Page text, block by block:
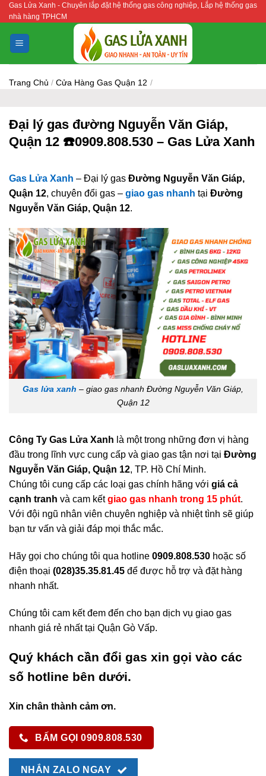
Bỏ
qua
nội
dung
Gas Lửa Xanh - Chuyên lắp đặt hệ thống gas công nghiệp, Lắp hệ thống gas
nhà hàng TPHCM
Trang Chủ / Cửa Hàng Gas Quận 12 /
Đại lý gas đường Nguyễn Văn Giáp,
Quận 12 ☎️0909.808.530 – Gas Lửa Xanh
Gas Lửa Xanh – Đại lý gas Đường Nguyễn Văn Giáp,
Quận 12, chuyên đổi gas – giao gas nhanh tại Đường
Nguyễn Văn Giáp, Quận 12.
Gas lửa xanh – giao gas nhanh Đường Nguyễn Văn Giáp,
Quận 12
Công Ty Gas Lửa Xanh là một trong những đơn vị hàng
đầu trong lĩnh vực cung cấp và giao gas tận nơi tại Đường
Nguyễn Văn Giáp, Quận 12, TP. Hồ Chí Minh.
Chúng tôi cung cấp các loại gas chính hãng với giá cả
cạnh tranh và cam kếtgiao gas nhanh trong 15 phút.
Với đội ngũ nhân viên chuyên nghiệp và nhiệt tình sẽ giúp
bạn tư vấn và giải đáp mọi thắc mắc.
Hãy gọi cho chúng tôi qua hotline 0909.808.530 hoặc số
điện thoại (028)35.35.81.45 để được hỗ trợ và đặt hàng
nhanh nhất.
Chúng tôi cam kết đem đến cho bạn dịch vụ giao gas
nhanh giá rẻ nhất tại Quận Gò Vấp.
Quý khách cần đổi gas xin gọi vào các
số hotline bên dưới.
Xin chân thành cảm ơn.
BẤM GỌI 0909.808.530
NHẮN ZALO NGAY